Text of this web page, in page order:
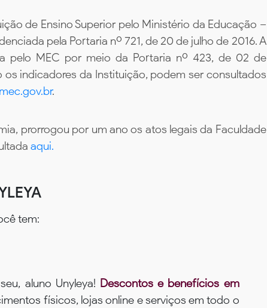
de Ensino Superior pelo Ministério da Educação –
pela Portaria nº 721, de 20 de julho de 2016. A
pelo MEC por meio da Portaria nº 423, de 02 de
indicadores da Instituição, podem ser consultados
.
prorrogou por um ano os atos legais da Faculdade
aqui.
tem:
aluno Unyleya! Descontos e benefícios em
físicos, lojas online e serviços em todo o